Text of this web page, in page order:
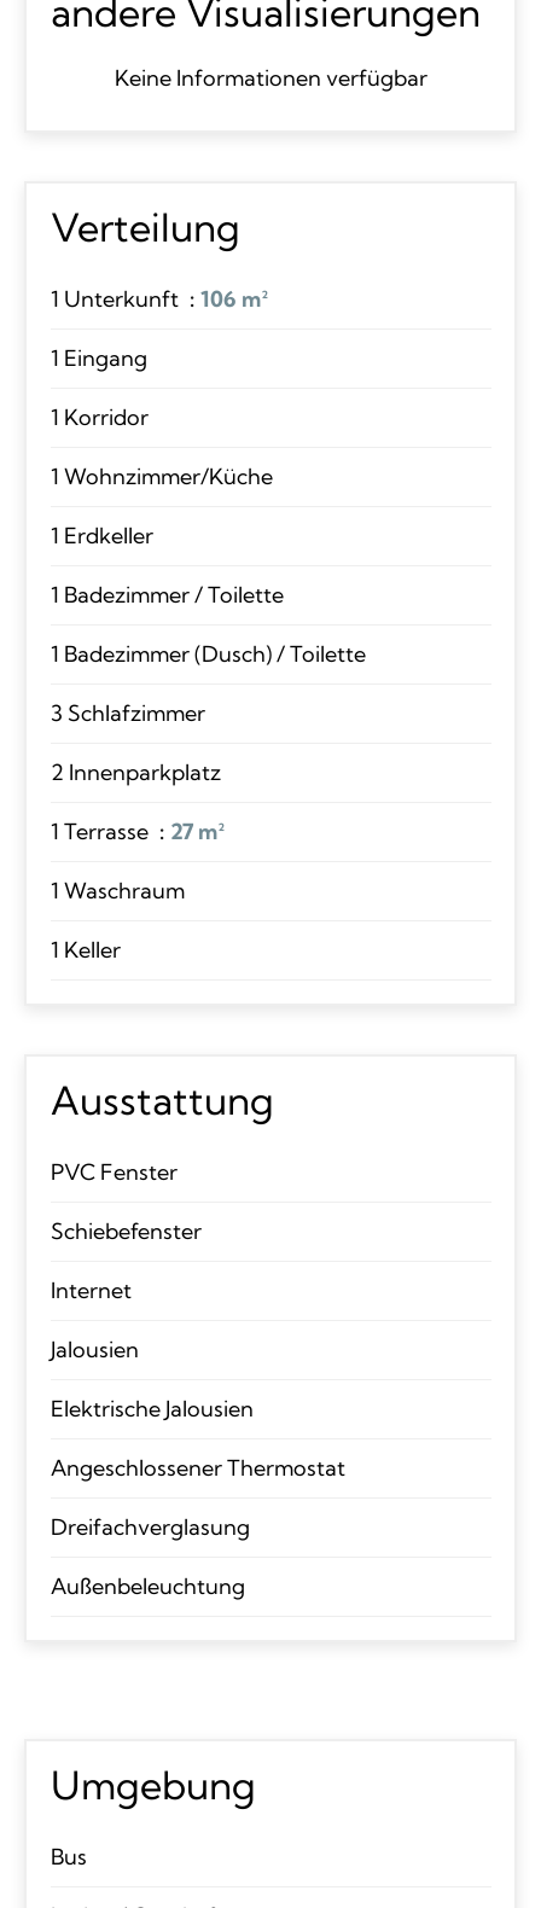
andere Visualisierungen
Keine Informationen verfügbar
Verteilung
1 Unterkunft 106 m²
1 Eingang
1 Korridor
1 Wohnzimmer/Küche
1 Erdkeller
1 Badezimmer / Toilette
1 Badezimmer (Dusch) / Toilette
3 Schlafzimmer
2 Innenparkplatz
1 Terrasse 27 m²
1 Waschraum
1 Keller
Ausstattung
PVC Fenster
Schiebefenster
Internet
Jalousien
Elektrische Jalousien
Angeschlossener Thermostat
Dreifachverglasung
Außenbeleuchtung
Umgebung
Bus